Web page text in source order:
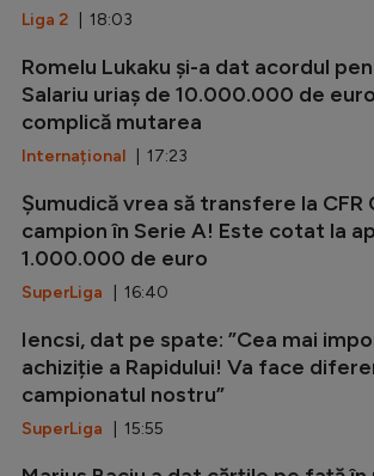
Liga 2 | 18:03
Romelu Lukaku și-a dat acordul
Salariu uriaș de 10.000.000 de
complică mutarea
Internațional | 17:23
Șumudică vrea să transfere la CFR
campion în Serie A! Este cotat la
1.000.000 de euro
SuperLiga | 16:40
Iencsi, dat pe spate: ”Cea mai
achiziție a Rapidului! Va face
campionatul nostru”
SuperLiga | 15:55